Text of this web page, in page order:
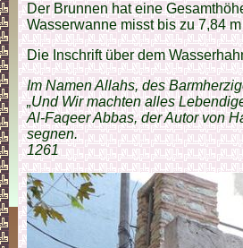
Der Brunnen hat eine
Wasserwanne misst bis zu 7,84
Die Inschrift über dem
Im Namen Allahs, des
„Und Wir machten alles
Al-Faqeer Abbas, der Autor von
segnen.
1261